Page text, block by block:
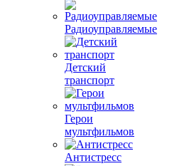
Радиоуправляемые
Детский
транспорт
Герои
мультфильмов
Антистресс